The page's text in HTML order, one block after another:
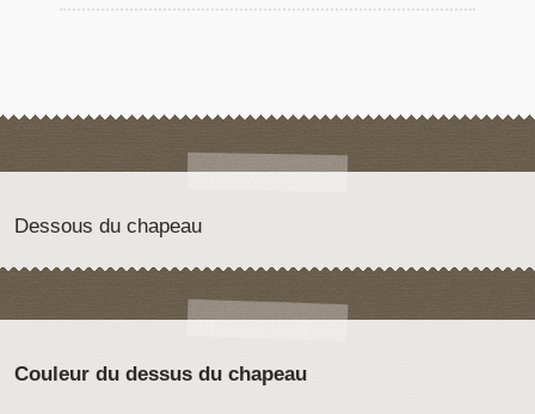
Dessous du chapeau
Couleur du dessus du chapeau